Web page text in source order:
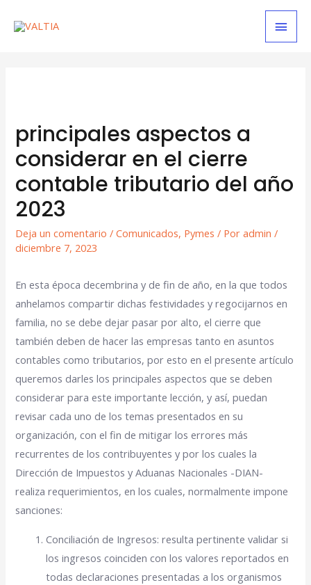
principales aspectos a
considerar en el cierre
contable tributario del año
2023
Deja un comentario /Comunicados, Pymes / Poradmin /
diciembre 7, 2023
En esta época decembrina y de fin de año, en la que todos
anhelamos compartir dichas festividades y regocijarnos en
familia, no se debe dejar pasar por alto, el cierre que
también deben de hacer las empresas tanto en asuntos
contables como tributarios, por esto en el presente artículo
queremos darles los principales aspectos que se deben
considerar para este importante lección, y así, puedan
revisar cada uno de los temas presentados en su
organización, con el fin de mitigar los errores más
recurrentes de los contribuyentes y por los cuales la
Dirección de Impuestos y Aduanas Nacionales -DIAN-
realiza requerimientos, en los cuales, normalmente impone
sanciones:
Conciliación de Ingresos: resulta pertinente validar si
los ingresos coinciden con los valores reportados en
todas declaraciones presentadas a los organismos